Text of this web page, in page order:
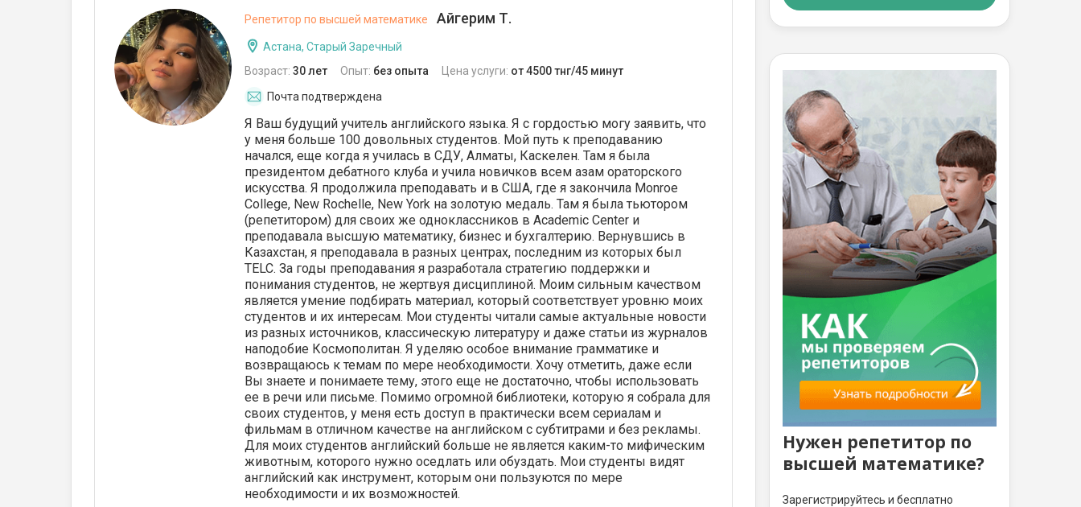
Репетитор по высшей математике Айгерим Т.
Астана, Старый Заречный
Возраст: 30 лет Опыт: без опыта Цена услуги: от 4500 тнг/45 минут
Почта подтверждена
Я Ваш будущий учитель английского языка. Я с гордостью могу заявить, что
у меня больше 100 довольных студентов. Мой путь к преподаванию
начался, еще когда я училась в СДУ, Алматы, Каскелен. Там я была
президентом дебатного клуба и учила новичков всем азам ораторского
искусства. Я продолжила преподавать и в США, где я закончила Monroe
College, New Rochelle, New York на золотую медаль. Там я была тьютором
(репетитором) для своих же одноклассников в Academic Center и
преподавала высшую математику, бизнес и бухгалтерию. Вернувшись в
Казахстан, я преподавала в разных центрах, последним из которых был
TELC. За годы преподавания я разработала стратегию поддержки и
понимания студентов, не жертвуя дисциплиной. Моим сильным качеством
является умение подбирать материал, который соответствует уровню моих
студентов и их интересам. Мои студенты читали самые актуальные новости
из разных источников, классическую литературу и даже статьи из журналов
наподобие Космополитан. Я уделяю особое внимание грамматике и
возвращаюсь к темам по мере необходимости. Хочу отметить, даже если
Вы знаете и понимаете тему, этого еще не достаточно, чтобы использовать
ее в речи или письме. Помимо огромной библиотеки, которую я собрала для
своих студентов, у меня есть доступ в практически всем сериалам и
фильмам в отличном качестве на английском с субтитрами и без рекламы.
Для моих студентов английский больше не является каким-то мифическим
животным, которого нужно оседлать или обуздать. Мои студенты видят
английский как инструмент, которым они пользуются по мере
необходимости и их возможностей.
Нужен репетитор по
высшей математике?
Зарегистрируйтесь и бесплатно